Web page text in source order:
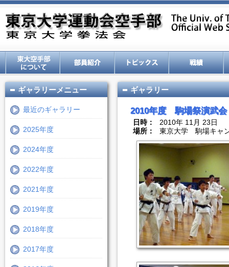
ギャラリーメニュー
最近のギャラリー
2025年度
2024年度
2022年度
2021年度
2019年度
2018年度
2017年度
ギャラリー
2010年度 駒場祭演武会
日時：
2010年 11月 23日
場所：
東京大学 駒場キャ